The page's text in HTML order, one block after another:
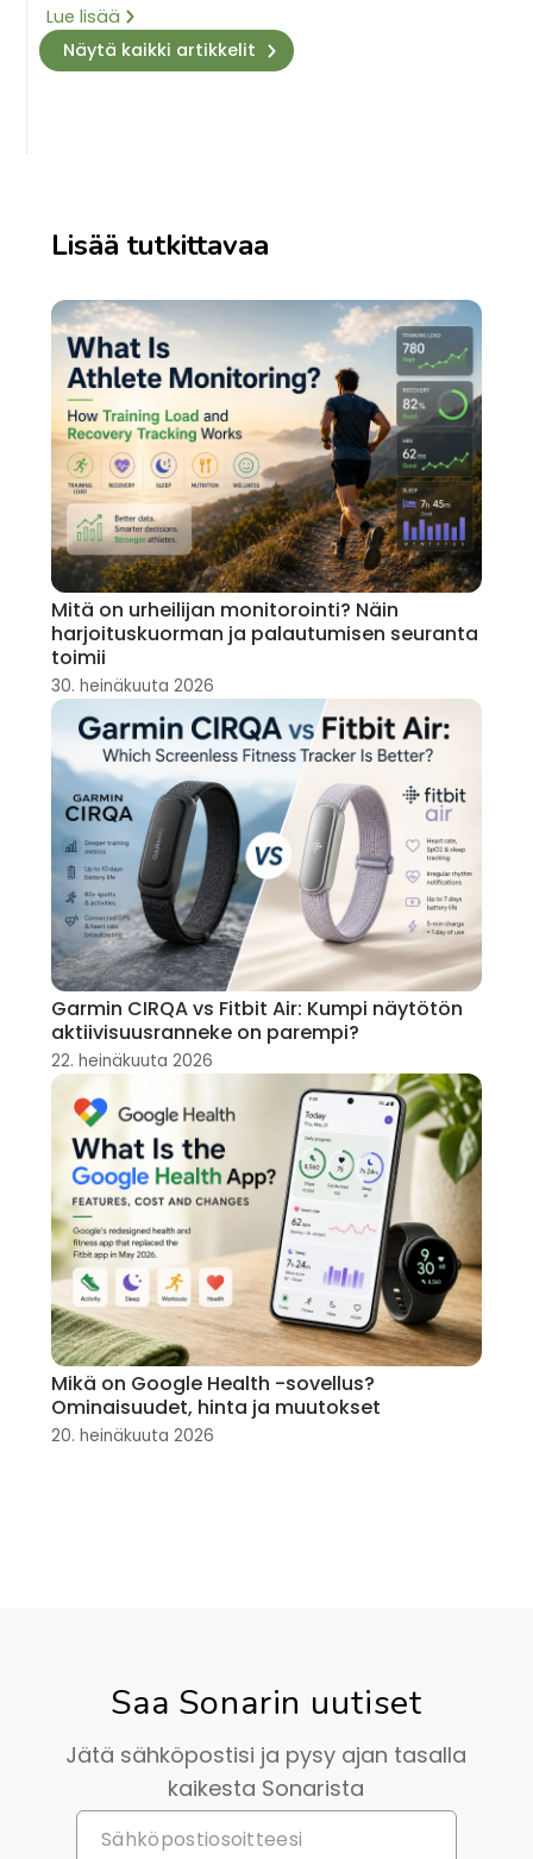
Lue lisää
Näytä kaikki artikkelit
Lisää tutkittavaa
Mitä on urheilijan monitorointi? Näin
harjoituskuorman ja palautumisen seuranta
toimii
30. heinäkuuta 2026
Garmin CIRQA vs Fitbit Air: Kumpi näytötön
aktiivisuusranneke on parempi?
22. heinäkuuta 2026
Mikä on Google Health -sovellus?
Ominaisuudet, hinta ja muutokset
20. heinäkuuta 2026
Saa Sonarin uutiset
Jätä sähköpostisi ja pysy ajan tasalla
kaikesta Sonarista